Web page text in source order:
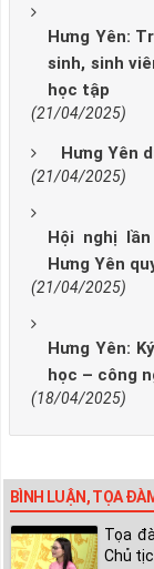
Hưng Yên:
sinh, sinh
học tập
(21/04/2025)
Hưng Yên
(21/04/2025)
Hội nghị
Hưng Yên
(21/04/2025)
Hưng Yên:
học – công
(18/04/2025)
BÌNH LUẬN, TỌA
Tọa
Chủ